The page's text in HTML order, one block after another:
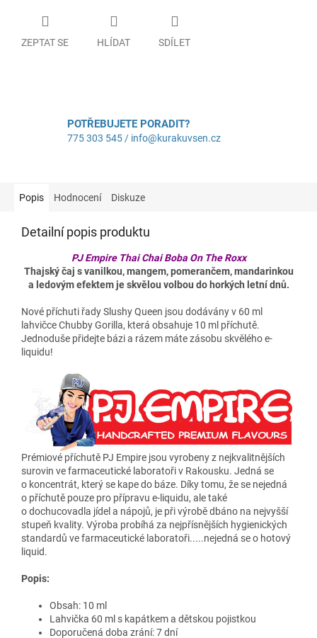
ZEPTAT SE HLÍDAT SDÍLET
POTŘEBUJETE PORADIT?
775 303 545 / info@kurakuvsen.cz
Popis Hodnocení Diskuze
Detailní popis produktu
PJ Empire Thai Chai Boba On The Roxx
Thajský čaj s vanilkou, mangem, pomerančem, mandarinkou
a ledovým efektem je skvělou volbou do horkých letní dnů.
Nové příchuti řady Slushy Queen jsou dodávány v 60 ml
lahvičce Chubby Gorilla, která obsahuje 10 ml příchutě.
Jednoduše přidejte bázi a rázem máte zásobu skvělého e-
liquidu!
Prémiové příchutě PJ Empire jsou vyrobeny z nejkvalitnějších
surovin ve farmaceutické laboratoři v Rakousku. Jedná se
o koncentrát, který se kape do báze. Díky tomu, že se nejedná
o příchutě pouze pro přípravu e-liquidu, ale také
o dochucovadla jídel a nápojů, je při výrobě dbáno na nejvyšší
stupeň kvality. Výroba probíhá za nejpřísnějších hygienických
standardů ve farmaceutické laboratoři...­..nejedná se o hotový
liquid.
Popis:
Obsah: 10 ml
Lahvička 60 ml s kapátkem a dětskou pojistkou
Doporučená doba zrání: 7 dní